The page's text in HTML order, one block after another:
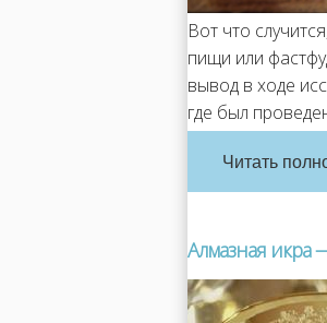
Вот что
пищи или
вывод в ходе
где был
Читать
Алмазная икра